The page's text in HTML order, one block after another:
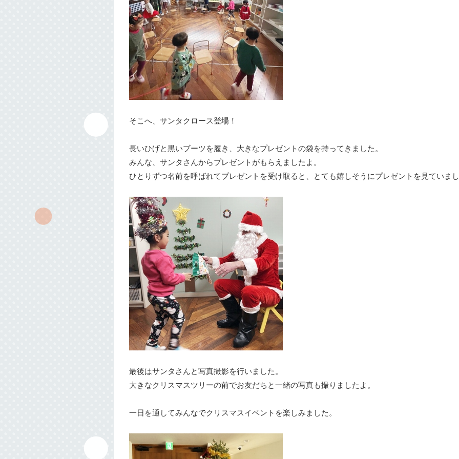
そこへ、サンタクロース登場！
長いひげと黒いブーツを履き、大きなプレゼントの袋を持ってきました。
みんな、サンタさんからプレゼントがもらえましたよ。
ひとりずつ名前を呼ばれてプレゼントを受け取ると、とても嬉しそうにプレゼントを見ていま
最後はサンタさんと写真撮影を行いました。
大きなクリスマスツリーの前でお友だちと一緒の写真も撮りましたよ。
一日を通してみんなでクリスマスイベントを楽しみました。